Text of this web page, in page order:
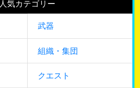
人気カテゴリー
武器
組織・集団
クエスト